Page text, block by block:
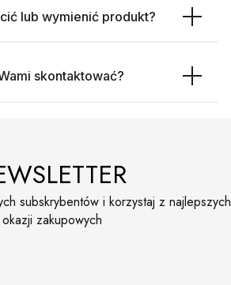
lub wymienić produkt?
skontaktować?
subskrybentów i korzystaj z najlepszych
okazji zakupowych